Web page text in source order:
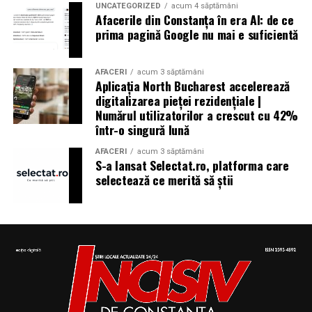
Aniversări – Comemorări
– Sf. Ioan Maria Vianney, preot (Calendarul Romano-
Catolic 2026)
– 1807: S-a născut Constantin Lecca, pictor, tipograf,
editor, scriitor, traducător şi profesor; ctitorul primei
tipografii (19.IX.1837) şi al primului periodic din
în domeniul portretisticii, al picturii religioase (în stil
occidental) şi al picturii cu tematică istorică; participant
la Revoluţia Română din 1848 (m. 1887)
UNCATEGORIZED acum 4 săptămâni
Afacerile din Constanța în era AI: de ce
prima pagină Google nu mai e suficientă
AFACERI acum 3 săptămâni
Aplicația North Bucharest accelerează
digitalizarea pieței rezidențiale |
Numărul utilizatorilor a crescut cu 42%
într-o singură lună
AFACERI acum 3 săptămâni
S-a lansat Selectat.ro, platforma care
selectează ce merită să știi